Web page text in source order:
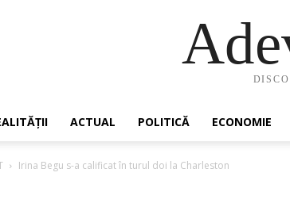
ACTUAL POLITICĂ ECONOMIE
Irina Begu s-a calificat în turul doi la Charleston